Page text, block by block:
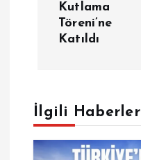
z
Kutlama
Töreni’ne
Katıldı
İlgili Haberler